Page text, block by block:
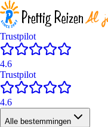
Trustpilot
4.6
Trustpilot
4.6
Alle bestemmingen